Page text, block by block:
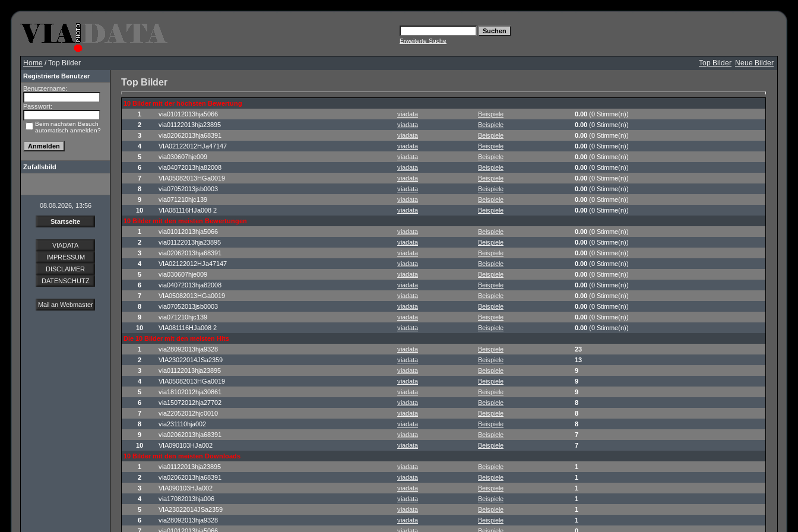
Erweiterte Suche
Home / Top Bilder Top Bilder Neue Bilder
Registrierte Benutzer
Benutzername:
Passwort:
Beim nächsten Besuch
automatisch anmelden?
Zufallsbild
08.08.2026, 13:56
Startseite
VIADATA
IMPRESSUM
DISCLAIMER
DATENSCHUTZ
Mail an Webmaster
Top Bilder
10 Bilder mit der höchsten Bewertung
1
via01012013hja5066 viadata Beispiele 0.00 (0 Stimme(n))
2
via01122013hja23895 viadata Beispiele 0.00 (0 Stimme(n))
3
via02062013hja68391 viadata Beispiele 0.00 (0 Stimme(n))
4
VIA02122012HJa47147 viadata Beispiele 0.00 (0 Stimme(n))
5
via030607hje009 viadata Beispiele 0.00 (0 Stimme(n))
6
via04072013hja82008 viadata Beispiele 0.00 (0 Stimme(n))
7
VIA05082013HGa0019 viadata Beispiele 0.00 (0 Stimme(n))
8
via07052013jsb0003 viadata Beispiele 0.00 (0 Stimme(n))
9
via071210hjc139 viadata Beispiele 0.00 (0 Stimme(n))
10
VIA081116HJa008 2 viadata Beispiele 0.00 (0 Stimme(n))
10 Bilder mit den meisten Bewertungen
1
via01012013hja5066 viadata Beispiele 0.00 (0 Stimme(n))
2
via01122013hja23895 viadata Beispiele 0.00 (0 Stimme(n))
3
via02062013hja68391 viadata Beispiele 0.00 (0 Stimme(n))
4
VIA02122012HJa47147 viadata Beispiele 0.00 (0 Stimme(n))
5
via030607hje009 viadata Beispiele 0.00 (0 Stimme(n))
6
via04072013hja82008 viadata Beispiele 0.00 (0 Stimme(n))
7
VIA05082013HGa0019 viadata Beispiele 0.00 (0 Stimme(n))
8
via07052013jsb0003 viadata Beispiele 0.00 (0 Stimme(n))
9
via071210hjc139 viadata Beispiele 0.00 (0 Stimme(n))
10
VIA081116HJa008 2 viadata Beispiele 0.00 (0 Stimme(n))
Die 10 Bilder mit den meisten Hits
1
via28092013hja9328 viadata Beispiele
23
2
VIA23022014JSa2359 viadata Beispiele
13
3
via01122013hja23895 viadata Beispiele
9
4
VIA05082013HGa0019 viadata Beispiele
9
5
via18102012hja30861 viadata Beispiele
9
6
via15072012hja27702 viadata Beispiele
8
7
via22052012hjc0010 viadata Beispiele
8
8
via231110hja002 viadata Beispiele
8
9
via02062013hja68391 viadata Beispiele
7
10
VIA090103HJa002 viadata Beispiele
7
10 Bilder mit den meisten Downloads
1
via01122013hja23895 viadata Beispiele
1
2
via02062013hja68391 viadata Beispiele
1
3
VIA090103HJa002 viadata Beispiele
1
4
via17082013hja006 viadata Beispiele
1
5
VIA23022014JSa2359 viadata Beispiele
1
6
via28092013hja9328 viadata Beispiele
1